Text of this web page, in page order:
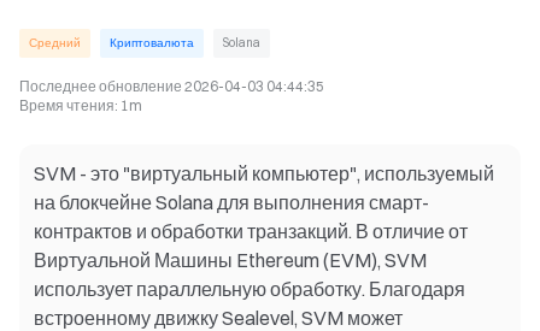
Средний Криптовалюта Solana
Последнее обновление 2026-04-03 04:44:35
Время чтения: 1m
SVM - это "виртуальный компьютер", используемый
на блокчейне Solana для выполнения смарт-
контрактов и обработки транзакций. В отличие от
Виртуальной Машины Ethereum (EVM), SVM
использует параллельную обработку. Благодаря
встроенному движку Sealevel, SVM может